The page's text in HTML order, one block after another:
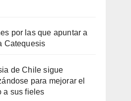
por las que apuntar a
Catequesis
de Chile sigue
para mejorar el
a sus fieles